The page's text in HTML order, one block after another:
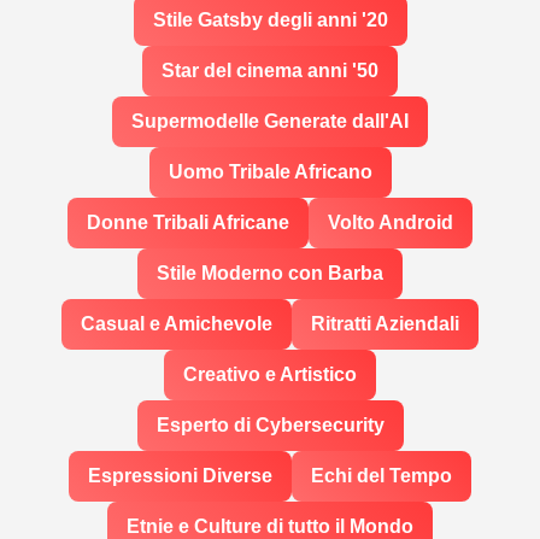
Stile Gatsby degli anni '20
Star del cinema anni '50
Supermodelle Generate dall'AI
Uomo Tribale Africano
Donne Tribali Africane Volto Android
Stile Moderno con Barba
Casual e Amichevole Ritratti Aziendali
Creativo e Artistico
Esperto di Cybersecurity
Espressioni Diverse Echi del Tempo
Etnie e Culture di tutto il Mondo